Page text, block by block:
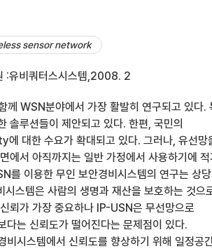
sensor network
:유비쿼터스시스템,2008. 2
WSN분야에서 가장 활발히 연구되고 있다.
솔루션들이 제안되고 있다. 한편, 국민의
대한 수요가 확대되고 있다. 그러나, 유선망
에서 아직까지는 일반 가정에서 사용하기에 적
를 이용한 무인 보안경비시스템의 연구는 상
스템은 사람의 생명과 재산을 보호하는 것으
뢰가 가장 중요하나 IP-USN은 무선망으로
다는 신뢰도가 떨어진다는 문제점이 있다.
시스템에서 신뢰도를 향상하기 위해 일정공